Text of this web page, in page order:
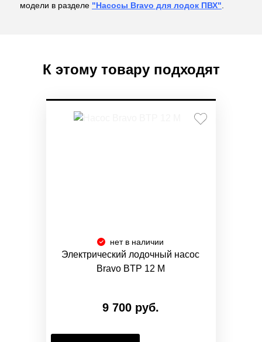
модели в разделе "Насосы Bravo для лодок ПВХ".
К этому товару подходят
нет в наличии
Электрический лодочный насос
Bravo BTP 12 M
9 700 руб.